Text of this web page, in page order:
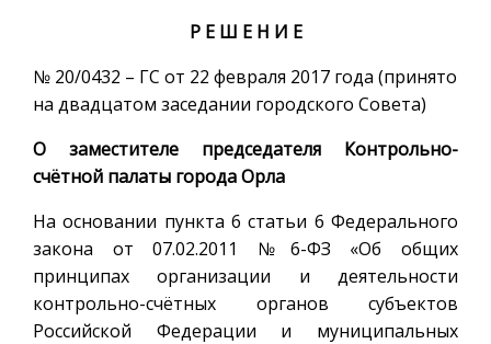
Р Е Ш Е Н И Е
№ 20/0432 – ГС от 22 февраля 2017 года (принято
на двадцатом заседании городского Совета)
О заместителе председателя Контрольно-
счётной палаты города Орла
На основании пункта 6 статьи 6 Федерального
закона от 07.02.2011 №6-ФЗ «Об общих
принципах организации и деятельности
контрольно-счётных органов субъектов
Российской Федерации и муниципальных